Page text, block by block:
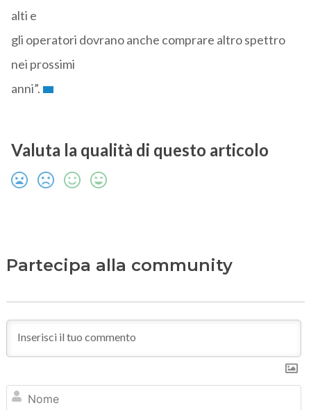
alti e
gli operatori dovrano anche comprare altro spettro
nei prossimi
anni”.
Valuta la qualità di questo articolo
Partecipa alla community